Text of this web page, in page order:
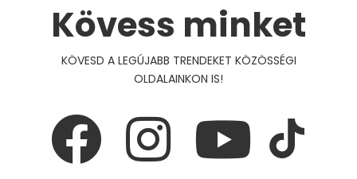
Kövess minket
KÖVESD A LEGÚJABB TRENDEKET KÖZÖSSÉGI
OLDALAINKON IS!